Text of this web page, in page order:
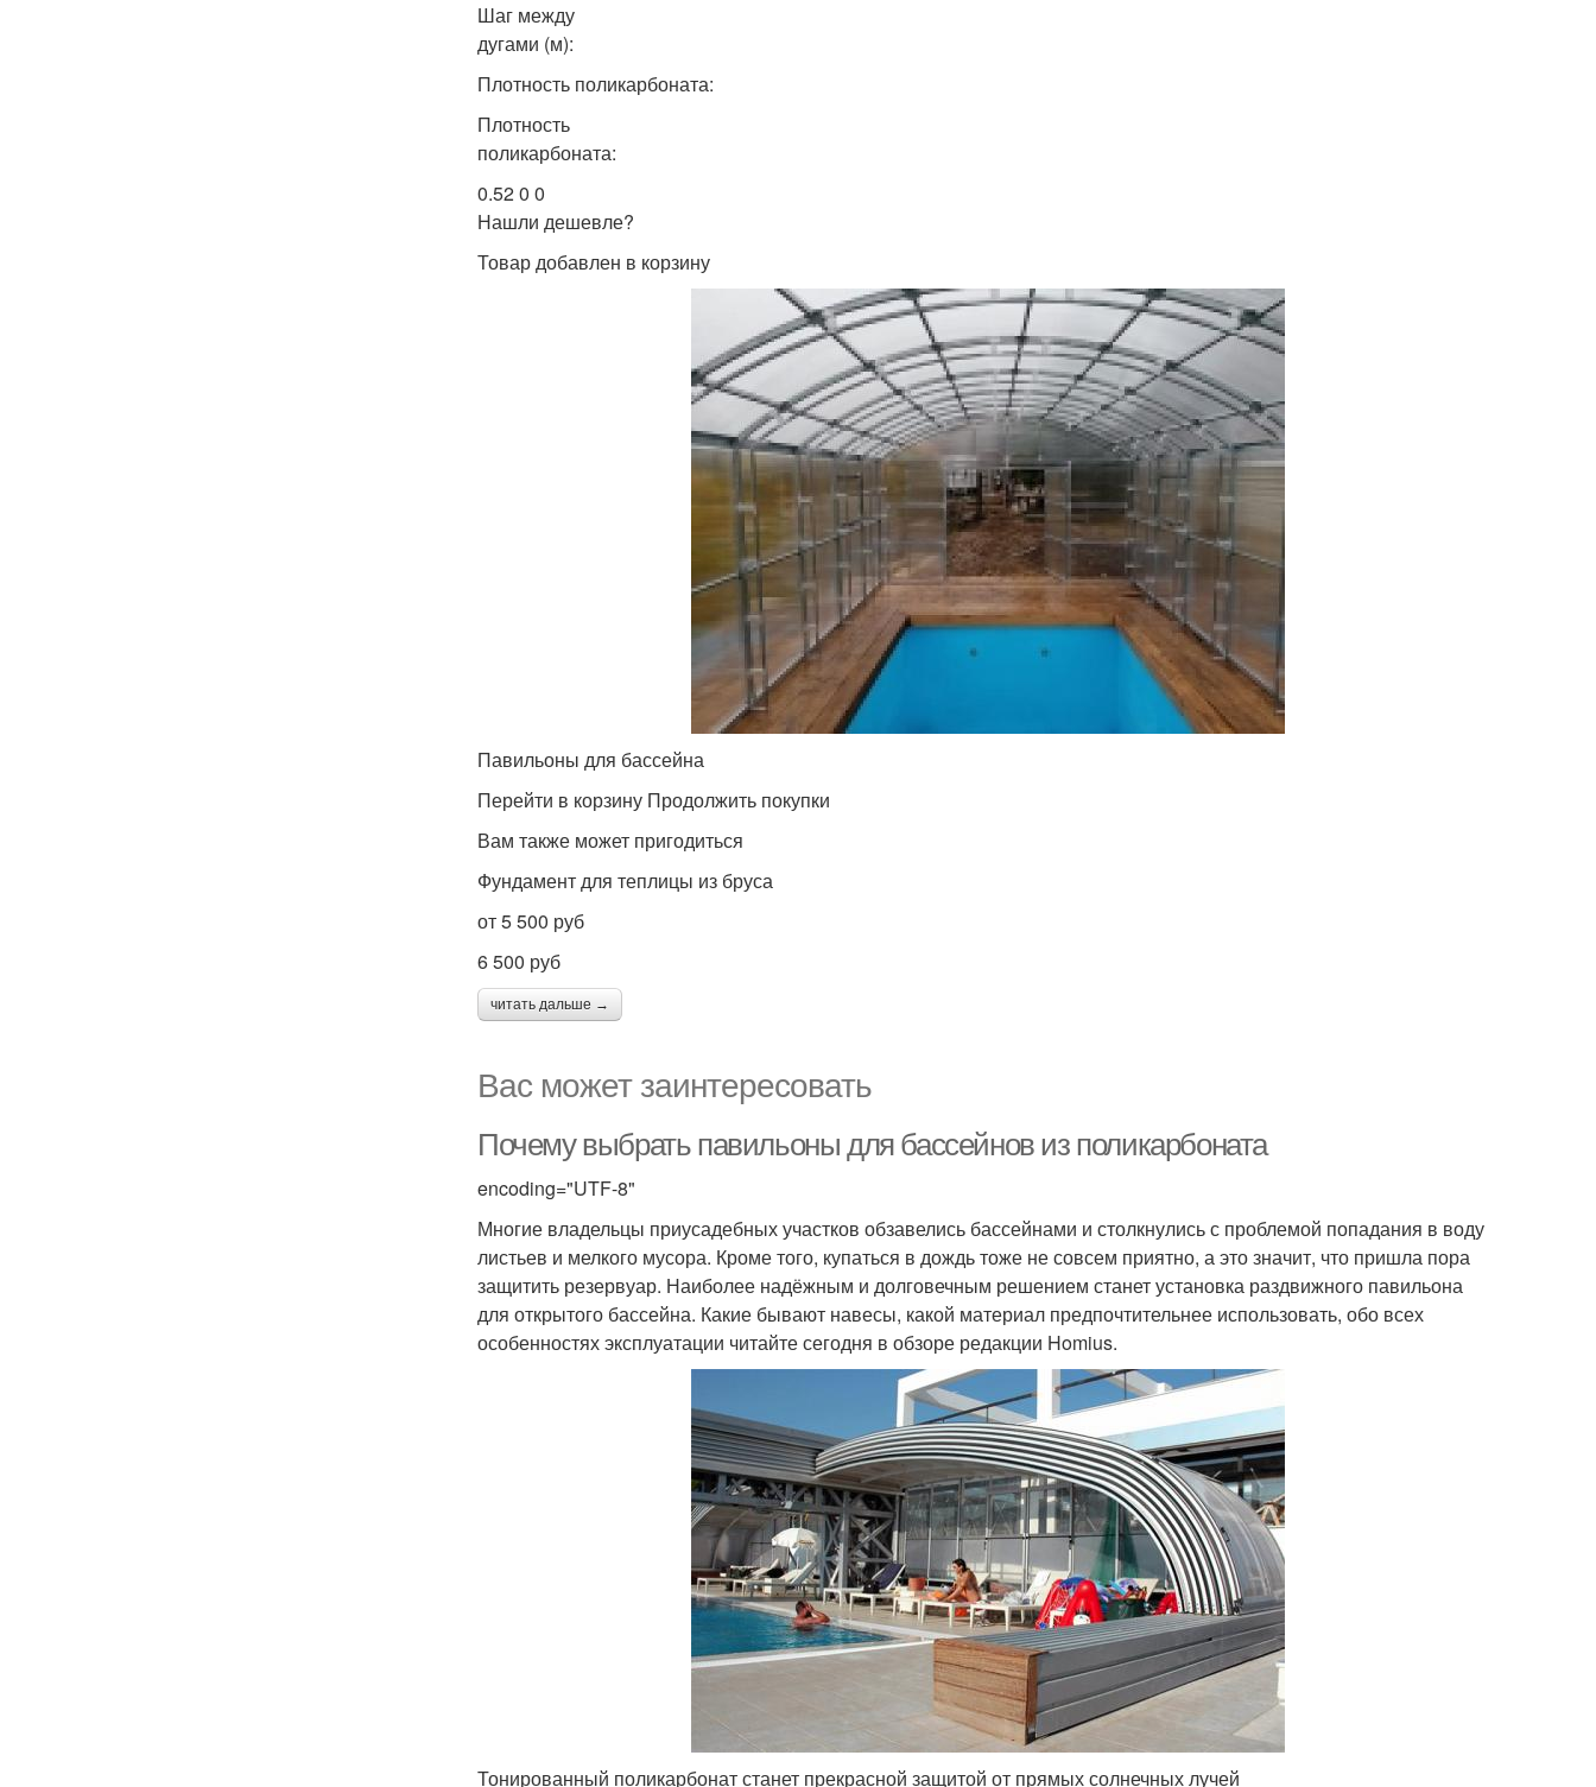
Шаг между
дугами (м):
Плотность поликарбоната:
Плотность
поликарбоната:
0.52 0 0
Нашли дешевле?
Товар добавлен в корзину
Павильоны для бассейна
Перейти в корзину Продолжить покупки
Вам также может пригодиться
Фундамент для теплицы из бруса
от 5 500 руб
6 500 руб
читать дальше →
Вас может заинтересовать
Почему выбрать павильоны для бассейнов из поликарбоната
encoding="UTF-8"
Многие владельцы приусадебных участков обзавелись бассейнами и столкнулись с проблемой попадания в воду
листьев и мелкого мусора. Кроме того, купаться в дождь тоже не совсем приятно, а это значит, что пришла пора
защитить резервуар. Наиболее надёжным и долговечным решением станет установка раздвижного павильона
для открытого бассейна. Какие бывают навесы, какой материал предпочтительнее использовать, обо всех
особенностях эксплуатации читайте сегодня в обзоре редакции Homius.
Тонированный поликарбонат станет прекрасной защитой от прямых солнечных лучей